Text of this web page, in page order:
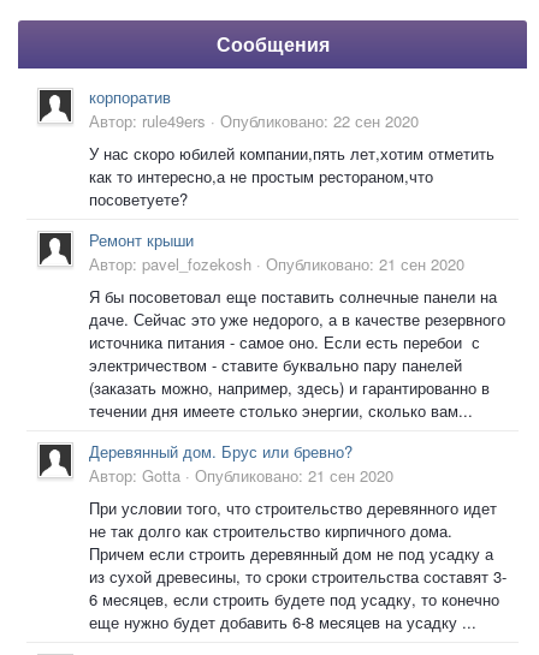
Сообщения
корпоратив
Автор: rule49ers · Опубликовано: 22 сен 2020
У нас скоро юбилей компании,пять лет,хотим отметить
как то интересно,а не простым рестораном,что
посоветуете?
Ремонт крыши
Автор: pavel_fozekosh · Опубликовано: 21 сен 2020
Я бы посоветовал еще поставить солнечные панели на
даче. Сейчас это уже недорого, а в качестве резервного
источника питания - самое оно. Если есть перебои с
электричеством - ставите буквально пару панелей
(заказать можно, например, здесь) и гарантированно в
течении дня имеете столько энергии, сколько вам...
Деревянный дом. Брус или бревно?
Автор: Gotta · Опубликовано: 21 сен 2020
При условии того, что строительство деревянного идет
не так долго как строительство кирпичного дома.
Причем если строить деревянный дом не под усадку а
из сухой древесины, то сроки строительства составят 3-
6 месяцев, если строить будете под усадку, то конечно
еще нужно будет добавить 6-8 месяцев на усадку ...